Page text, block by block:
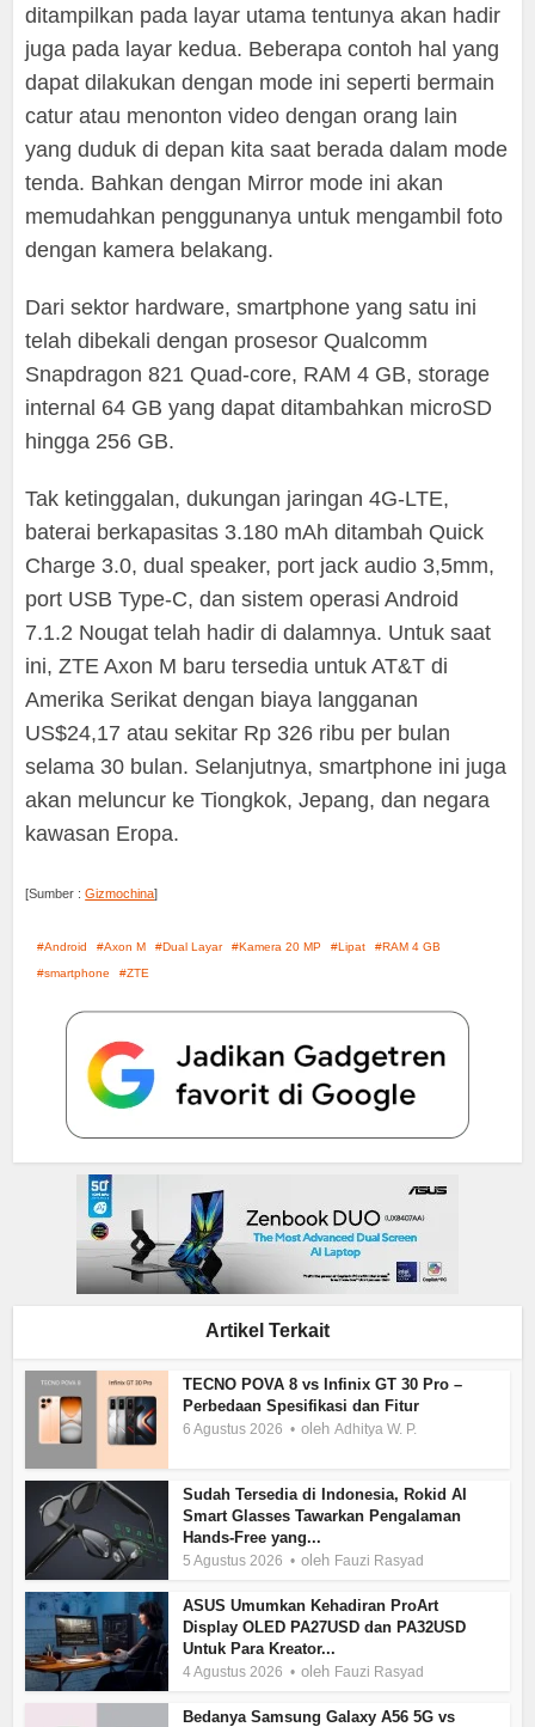
ditampilkan pada layar utama tentunya akan hadir
juga pada layar kedua. Beberapa contoh hal yang
dapat dilakukan dengan mode ini seperti bermain
catur atau menonton video dengan orang lain
yang duduk di depan kita saat berada dalam mode
tenda. Bahkan dengan Mirror mode ini akan
memudahkan penggunanya untuk mengambil foto
dengan kamera belakang.
Dari sektor hardware, smartphone yang satu ini
telah dibekali dengan prosesor Qualcomm
Snapdragon 821 Quad-core, RAM 4 GB, storage
internal 64 GB yang dapat ditambahkan microSD
hingga 256 GB.
Tak ketinggalan, dukungan jaringan 4G-LTE,
baterai berkapasitas 3.180 mAh ditambah Quick
Charge 3.0, dual speaker, port jack audio 3,5mm,
port USB Type-C, dan sistem operasi Android
7.1.2 Nougat telah hadir di dalamnya. Untuk saat
ini, ZTE Axon M baru tersedia untuk AT&T di
Amerika Serikat dengan biaya langganan
US$24,17 atau sekitar Rp 326 ribu per bulan
selama 30 bulan. Selanjutnya, smartphone ini juga
akan meluncur ke Tiongkok, Jepang, dan negara
kawasan Eropa.
[Sumber :Gizmochina]
Android Axon M Dual Layar Kamera 20 MP Lipat
RAM 4 GB
smartphone
ZTE
Artikel Terkait
TECNO POVA 8 vs Infinix GT 30 Pro –
Perbedaan Spesifikasi dan Fitur
6 Agustus 2026 olehAdhitya W. P.
Sudah Tersedia di Indonesia, Rokid AI
Smart Glasses Tawarkan Pengalaman
Hands-Free yang...
5 Agustus 2026 oleh Fauzi Rasyad
ASUS Umumkan Kehadiran ProArt
Display OLED PA27USD dan PA32USD
Untuk Para Kreator...
4 Agustus 2026 oleh Fauzi Rasyad
Bedanya Samsung Galaxy A56 5G vs